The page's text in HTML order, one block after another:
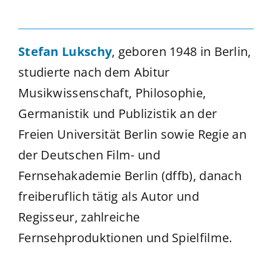
Stefan Lukschy, geboren 1948 in Berlin,
studierte nach dem Abitur
Musikwissenschaft, Philosophie,
Germanistik und Publizistik an der
Freien Universität Berlin sowie Regie an
der Deutschen Film- und
Fernsehakademie Berlin (dffb), danach
freiberuflich tätig als Autor und
Regisseur, zahlreiche
Fernsehproduktionen und Spielfilme.